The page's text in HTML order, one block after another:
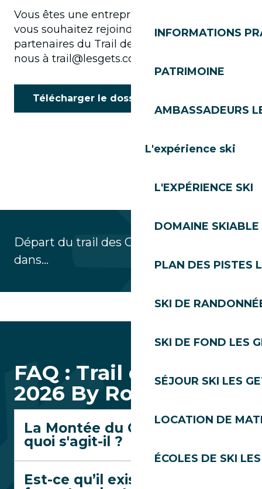
INFORMATIONS
PATRIMOINE
AMBASSADEURS
L'expérience ski
L'EXPÉRIENCE SKI
DOMAINE SKIABLE
PLAN DES PISTES
SKI DE
SKI DE FOND LES
SÉJOUR SKI LES
LOCATION DE
ÉCOLES DE SKI
Vous êtes une entreprise, une association et
vous souhaitez rejoindre le club des
partenaires du Trail des Gets, contactez-
nous à trail@lesgets.com.
Télécharger le dossier partenaire
Départ du trail des Gets by Rossignol
dans...
FAQ : Trail des Gets
2026 By Rossignol
La Montée du Chéry : de
quoi s'agit-il ?
Est-ce qu’il existe des